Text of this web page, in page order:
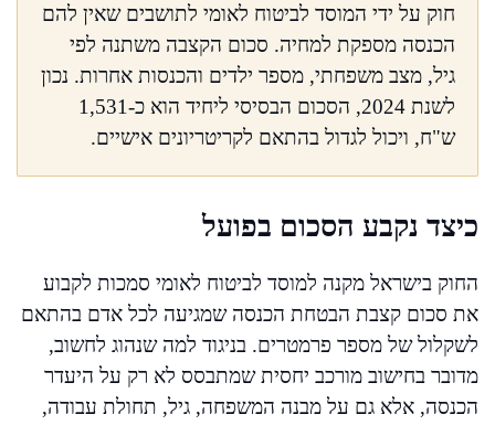
חוק על ידי המוסד לביטוח לאומי לתושבים שאין להם
הכנסה מספקת למחיה. סכום הקצבה משתנה לפי
גיל, מצב משפחתי, מספר ילדים והכנסות אחרות. נכון
לשנת 2024, הסכום הבסיסי ליחיד הוא כ-1,531
ש"ח, ויכול לגדול בהתאם לקריטריונים אישיים.
כיצד נקבע הסכום בפועל
החוק בישראל מקנה למוסד לביטוח לאומי סמכות לקבוע
את סכום קצבת הבטחת הכנסה שמגיעה לכל אדם בהתאם
לשקלול של מספר פרמטרים. בניגוד למה שנהוג לחשוב,
מדובר בחישוב מורכב יחסית שמתבסס לא רק על היעדר
הכנסה, אלא גם על מבנה המשפחה, גיל, תחולת עבודה,